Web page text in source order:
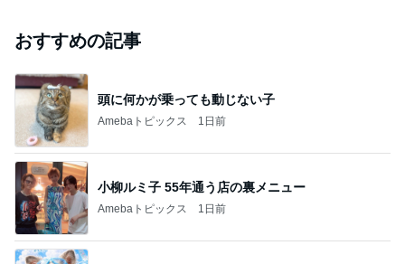
おすすめの記事
頭に何かが乗っても動じない子
Amebaトピックス 1日前
小柳ルミ子 55年通う店の裏メニュー
Amebaトピックス 1日前